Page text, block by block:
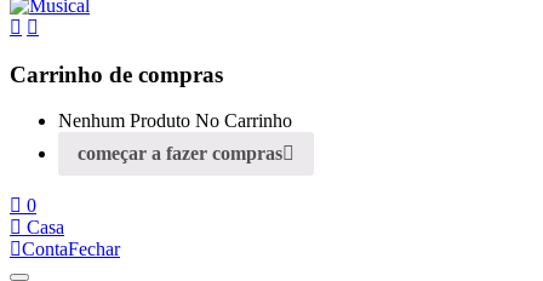
Carrinho de compras
Nenhum Produto No Carrinho
começar a fazer compras
0
Casa
ContaFechar